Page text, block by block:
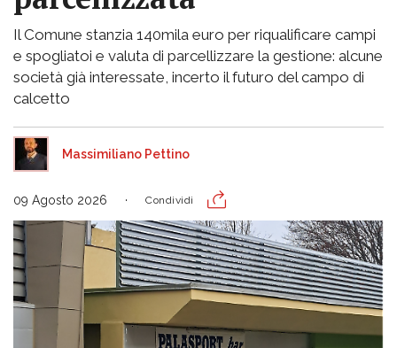
Il Comune stanzia 140mila euro per riqualificare campi
e spogliatoi e valuta di parcellizzare la gestione: alcune
società già interessate, incerto il futuro del campo di
calcetto
Massimiliano Pettino
09 Agosto 2026 Condividi